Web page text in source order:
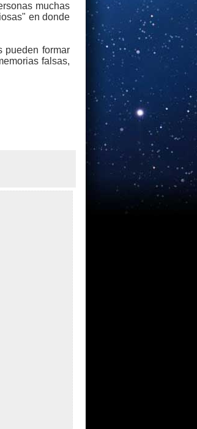
muchas
en donde
pueden formar
falsas,